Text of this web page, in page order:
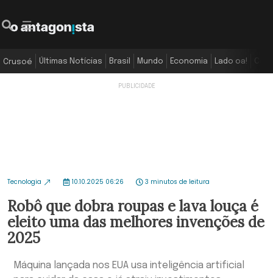
Crusoé Últimas Notícias Brasil Mundo Economia Lado oa!
Tecnologia 10.10.2025 06:26 3 minutos de leitura
Robô que dobra roupas e lava louça é
eleito uma das melhores invenções de
2025
Máquina lançada nos EUA usa inteligência artificial